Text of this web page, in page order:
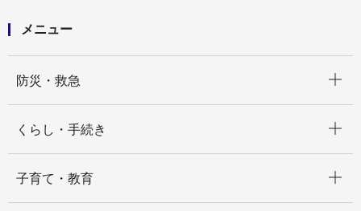
メニュー
防災・救急
くらし・手続き
子育て・教育